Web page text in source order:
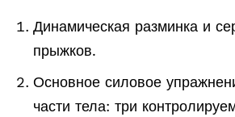
Динамическая разминка и
прыжков.
Основное силовое
части тела: три